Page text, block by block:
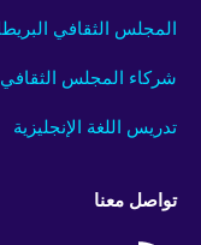
المجلس الثقافي
شركاء المجلس الثقافي
تدريس اللغة الإنجليزية
تواصل معنا